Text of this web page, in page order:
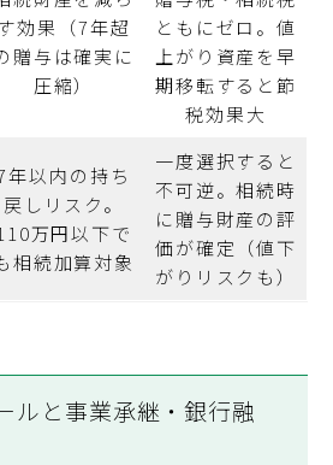
す効果（7年超
贈与は確実に
圧縮）
ともにゼロ。値
上がり資産を早
期移転すると節
税効果大
年以内の持ち
戻しリスク。
万円以下で
相続加算対象
一度選択すると
不可逆。相続時
に贈与財産の評
価が確定（値下
がりリスクも）
ルと事業承継・銀行融